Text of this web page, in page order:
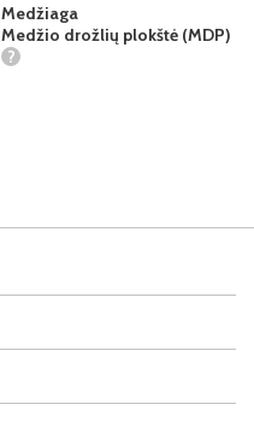
Medžiaga
Medžio drožlių plokštė (MDP)
?